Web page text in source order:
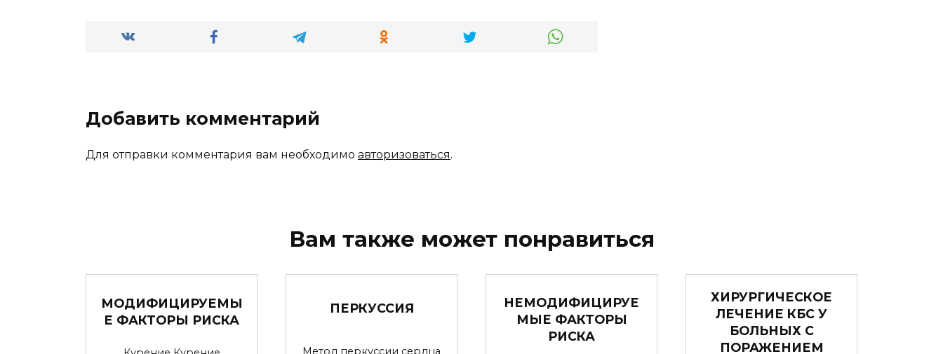
Добавить комментарий
Для отправки комментария вам необходимо авторизоваться.
Вам также может понравиться
МОДИФИЦИРУЕМЫ
Е ФАКТОРЫ РИСКА
ПЕРКУССИЯ
Метод перкуссии сердца
НЕМОДИФИЦИРУЕ
МЫЕ ФАКТОРЫ
РИСКА
ХИРУРГИЧЕСКОЕ
ЛЕЧЕНИЕ КБС У
БОЛЬНЫХ С
ПОРАЖЕНИЕМ